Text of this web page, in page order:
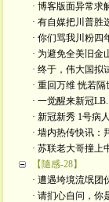
· 博客版面异常求
· 有自媒把川普胜
· 你们骂我川粉四
· 为避免全美旧金
· 终于，伟大国拟
· 重回万维 恍若隔
· 一觉醒来新冠
· 新冠新秀 1号病人
· 墙内热传快讯：
· 苏联老大哥撞上
【隨感-28】
· 遭遇垮境流氓团
· 请扪心自问，你